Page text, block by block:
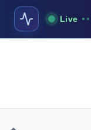
Live